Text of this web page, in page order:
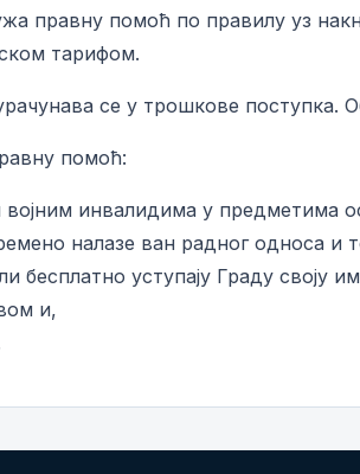
правну помоћ по правилу уз
тарифом.
се у трошкове поступка.
помоћ:
инвалидима у предметима
налазе ван радног односа и
бесплатно уступају Граду своју
и,